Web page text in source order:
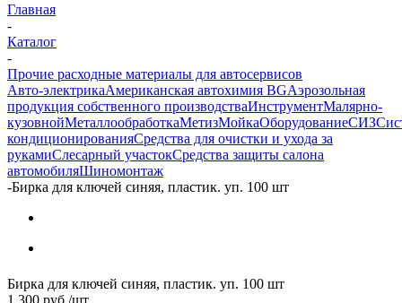
Главная
-
Каталог
-
Прочие расходные материалы для автосервисов
Авто-электрикаАмериканская автохимия BGАэрозольная
продукция собственного производстваИнструментМалярно-
кузовнойМеталлообработкаМетизМойкаОборудованиеСИЗ
кондиционированияСредства для очистки и ухода за
рукамиСлесарный участокСредства защиты салона
автомобиляШиномонтаж
-Бирка для ключей синяя, пластик. уп. 100 шт
Бирка для ключей синяя, пластик. уп. 100 шт
1 300 руб./шт